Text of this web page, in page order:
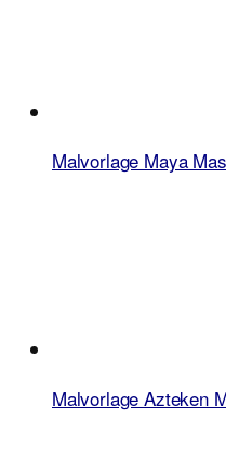
Malvorlage Maya
Malvorlage Azteken